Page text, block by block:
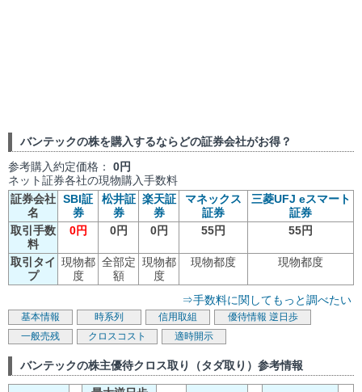
バンテックの株を購入するならどの証券会社がお得？
参考購入約定価格： 0円
ネット証券各社の現物購入手数料
証券会社
名
SBI証
券
松井証
券
楽天証
券
マネックス
証券
三菱UFJ eスマート
証券
取引手数
料
0円 0円 0円 55円 55円
取引タイ
プ
現物都
度
全部定
額
現物都
度
現物都度 現物都度
⇒手数料に関してもっと調べたい
基本情報 時系列 信用取組 優待情報 逆日歩
一般売残
クロスコスト 適時開示
バンテックの株主優待クロス取り（タダ取り）参考情報